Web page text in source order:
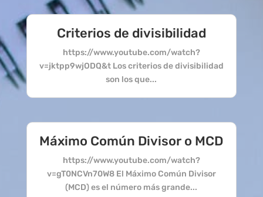
Criterios de divisibilidad
https://www.youtube.com/watch?
v=jktpp9wjODQ&t Los criterios de divisibilidad
son los que...
Máximo Común Divisor o MCD
https://www.youtube.com/watch?
v=gT0NCVn70W8 El Máximo Común Divisor
(MCD) es el número más grande...